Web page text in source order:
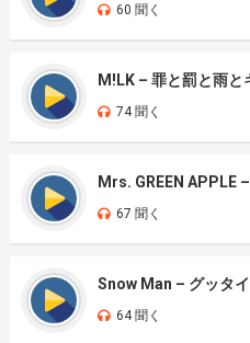
60 聞く
M!LK – 罪と罰と雨と
74 聞く
Mrs. GREEN APPLE
67 聞く
Snow Man – グッタ
64 聞く